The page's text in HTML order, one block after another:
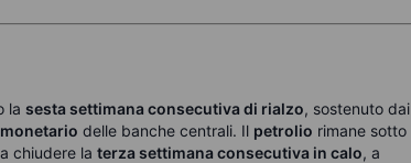
la sesta settimana consecutiva di rialzo, sostenuto dai
delle banche centrali. Il petrolio rimane sotto
chiudere la terza settimana consecutiva in calo, a